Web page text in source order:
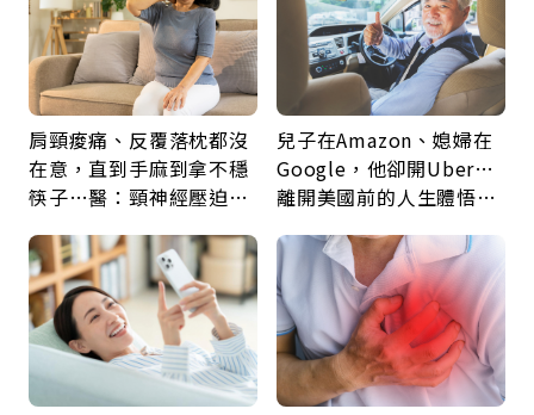
肩頸痠痛、反覆落枕都沒
在意，直到手麻到拿不穩
筷子…醫：頸神經壓迫上
鍵
兒子在Amazon、媳婦在
Google，他卻開Uber…
離開美國前的人生體悟：